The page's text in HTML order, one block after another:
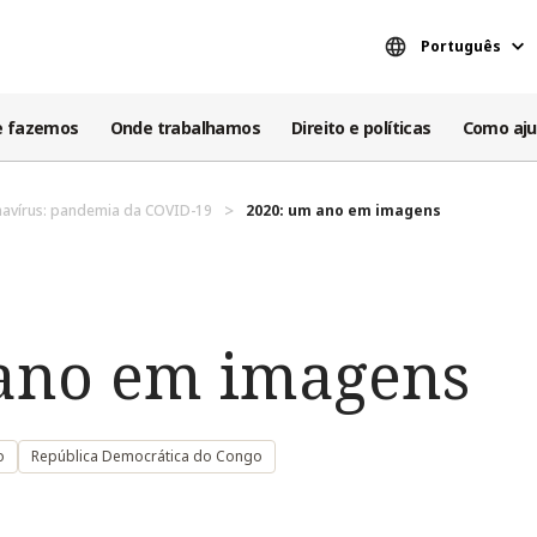
Português
fazemos Onde trabalhamos Direito e políticas Como
pandemia da COVID-19 2020: um ano em imagens
em imagens
República Democrática do Congo